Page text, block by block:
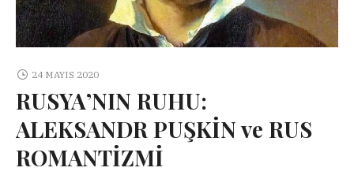
24 MAYIS 2020
RUSYA’NIN RUHU:
ALEKSANDR PUŞKİN ve RUS
ROMANTİZMİ